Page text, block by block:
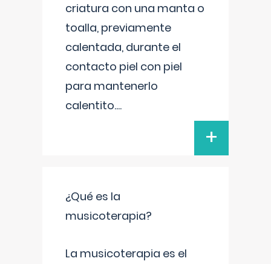
criatura con una manta o
toalla, previamente
calentada, durante el
contacto piel con piel
para mantenerlo
calentito....
+
¿Qué es la
musicoterapia?
La musicoterapia es el